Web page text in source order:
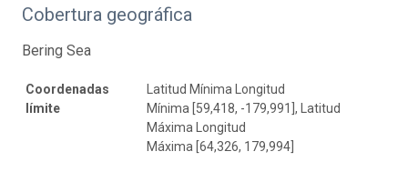
Cobertura geográfica
Bering Sea
Coordenadas
límite
Latitud Mínima Longitud
Mínima [59,418, -179,991], Latitud
Máxima Longitud
Máxima [64,326, 179,994]